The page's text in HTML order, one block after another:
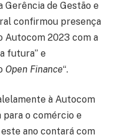
Gerência de Gestão e
confirmou presença
Autocom 2023 com a
futura” e
Open Finance“.
à Autocom
o comércio e
ano contará com